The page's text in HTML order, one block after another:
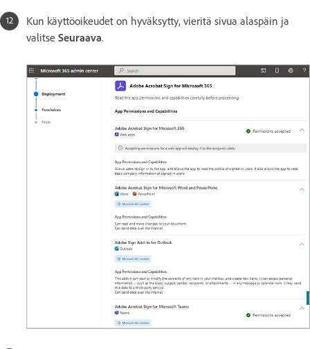
Kun käyttöoikeudet on hyväksytty, vieritä sivua alaspäin ja
valitse Seuraava.